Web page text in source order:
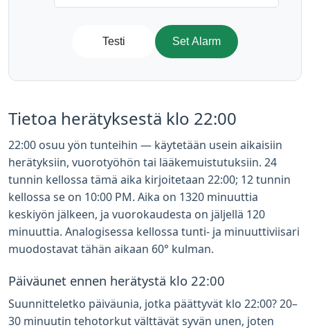
Testi Set Alarm
Tietoa herätyksestä klo 22:00
22:00 osuu yön tunteihin — käytetään usein aikaisiin
herätyksiin, vuorotyöhön tai lääkemuistutuksiin. 24
tunnin kellossa tämä aika kirjoitetaan 22:00; 12 tunnin
kellossa se on 10:00 PM. Aika on 1320 minuuttia
keskiyön jälkeen, ja vuorokaudesta on jäljellä 120
minuuttia. Analogisessa kellossa tunti- ja minuuttiviisari
muodostavat tähän aikaan 60° kulman.
Päiväunet ennen herätystä klo 22:00
Suunnitteletko päiväunia, jotka päättyvät klo 22:00? 20–
30 minuutin tehotorkut välttävät syvän unen, joten